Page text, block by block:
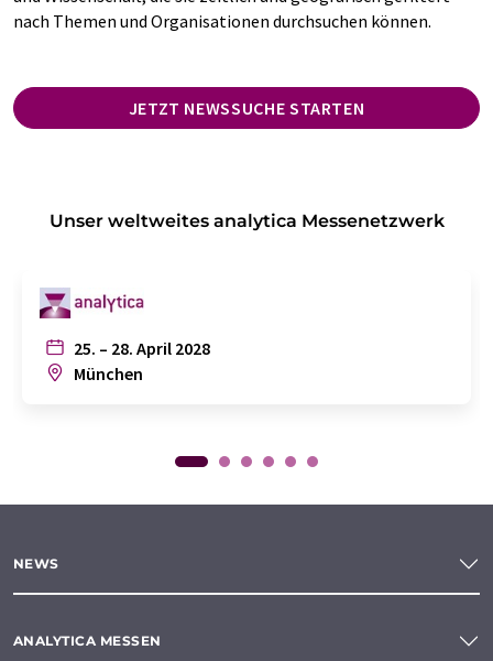
nach Themen und Organisationen durchsuchen können.
JETZT NEWSSUCHE STARTEN
Unser weltweites analytica Messenetzwerk
25. – 28. April 2028
München
NEWS
ANALYTICA MESSEN